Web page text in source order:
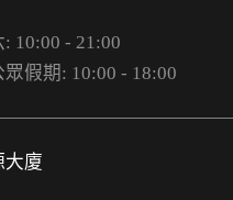
10:00 - 21:00
假期: 10:00 - 18:00
大廈